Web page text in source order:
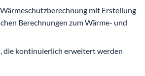
mit Erstellung
Berechnungen zum Wärme- und
die kontinuierlich erweitert werden